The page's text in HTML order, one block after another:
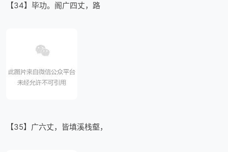
【34】毕功。阁广四丈，路
【35】广六丈，皆填溪栈壑，